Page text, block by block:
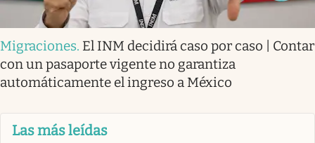
Migraciones. El INM decidirá caso por caso | Contar
con un pasaporte vigente no garantiza
automáticamente el ingreso a México
Las más leídas